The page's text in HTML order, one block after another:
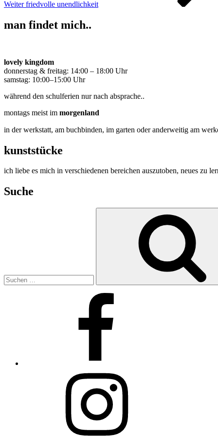
Weiter friedvolle unendlichkeit
man findet mich..
lovely kingdom
donnerstag & freitag: 14:00 – 18:00 Uhr
samstag: 10:00–15:00 Uhr
während den schulferien nur nach absprache..
montags meist im morgenland
in der werkstatt, am buchbinden, im garten oder anderweitig am
kunststücke
ich liebe es mich in verschiedenen bereichen auszutoben, neues zu
Suche